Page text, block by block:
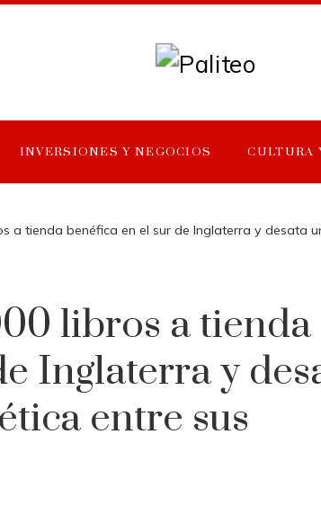
INVERSIONES Y NEGOCIOS CULTURA
a tienda benéfica en el sur de Inglaterra y desata
libros a tienda
Inglaterra y
entre sus